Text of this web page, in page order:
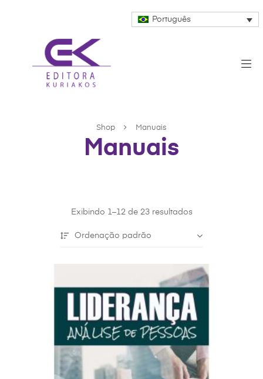
Português
Shop Manuais
Manuais
Exibindo 1–12 de 23 resultados
Ordenação padrão